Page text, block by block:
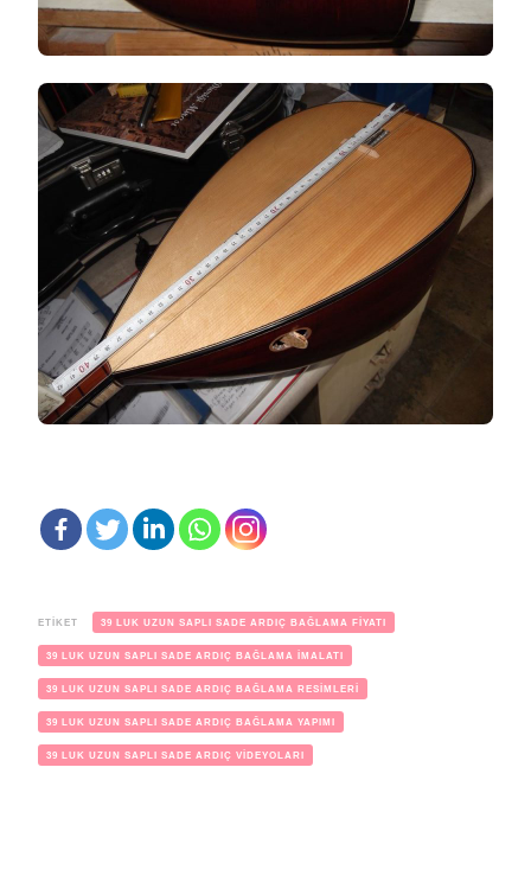
ETIKET 39 LUK UZUN SAPLI SADE ARDIÇ BAĞLAMA FİYATI
39 LUK UZUN SAPLI SADE ARDIÇ BAĞLAMA İMALATI
39 LUK UZUN SAPLI SADE ARDIÇ BAĞLAMA RESİMLERİ
39 LUK UZUN SAPLI SADE ARDIÇ BAĞLAMA YAPIMI
39 LUK UZUN SAPLI SADE ARDIÇ VİDEYOLARI